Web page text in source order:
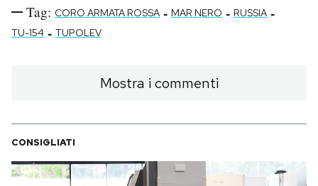
Tag: CORO ARMATA ROSSA - MAR NERO - RUSSIA -
TU-154 - TUPOLEV
Mostra i commenti
CONSIGLIATI